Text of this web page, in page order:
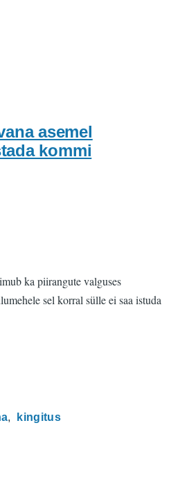
asemel
kommi
ka piirangute valguses
sel korral sülle ei saa istuda
kingitus